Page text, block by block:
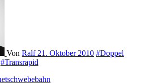
Von Ralf 21. Oktober 2010 #Doppel
#Transrapid